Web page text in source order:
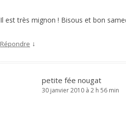
Il est très mignon ! Bisous et bon
Répondre ↓
petite fée nougat
30 janvier 2010 à 2 h 56 min